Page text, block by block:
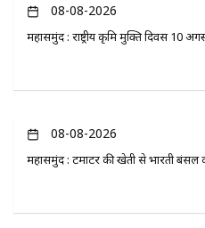
08-08-2026
महासमुंद : राष्ट्रीय कृमि मुक्ति दिवस 10
08-08-2026
महासमुंद : टमाटर की खेती से भारती